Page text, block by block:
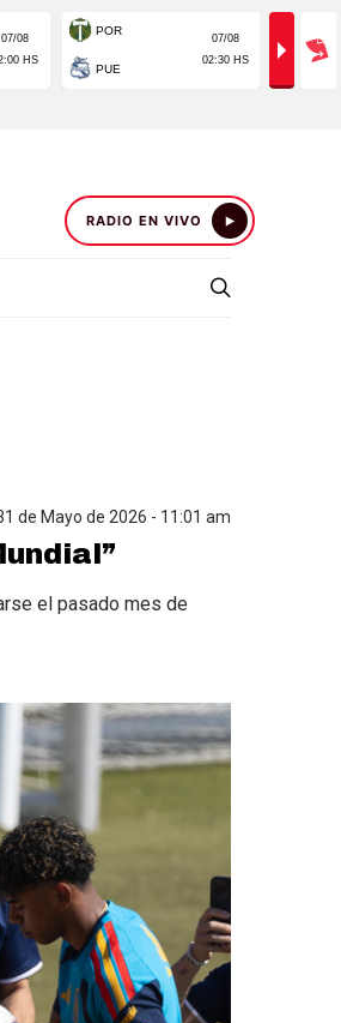
RADIO EN VIVO
de Mayo de 2026 - 11:01 am
el pasado mes de